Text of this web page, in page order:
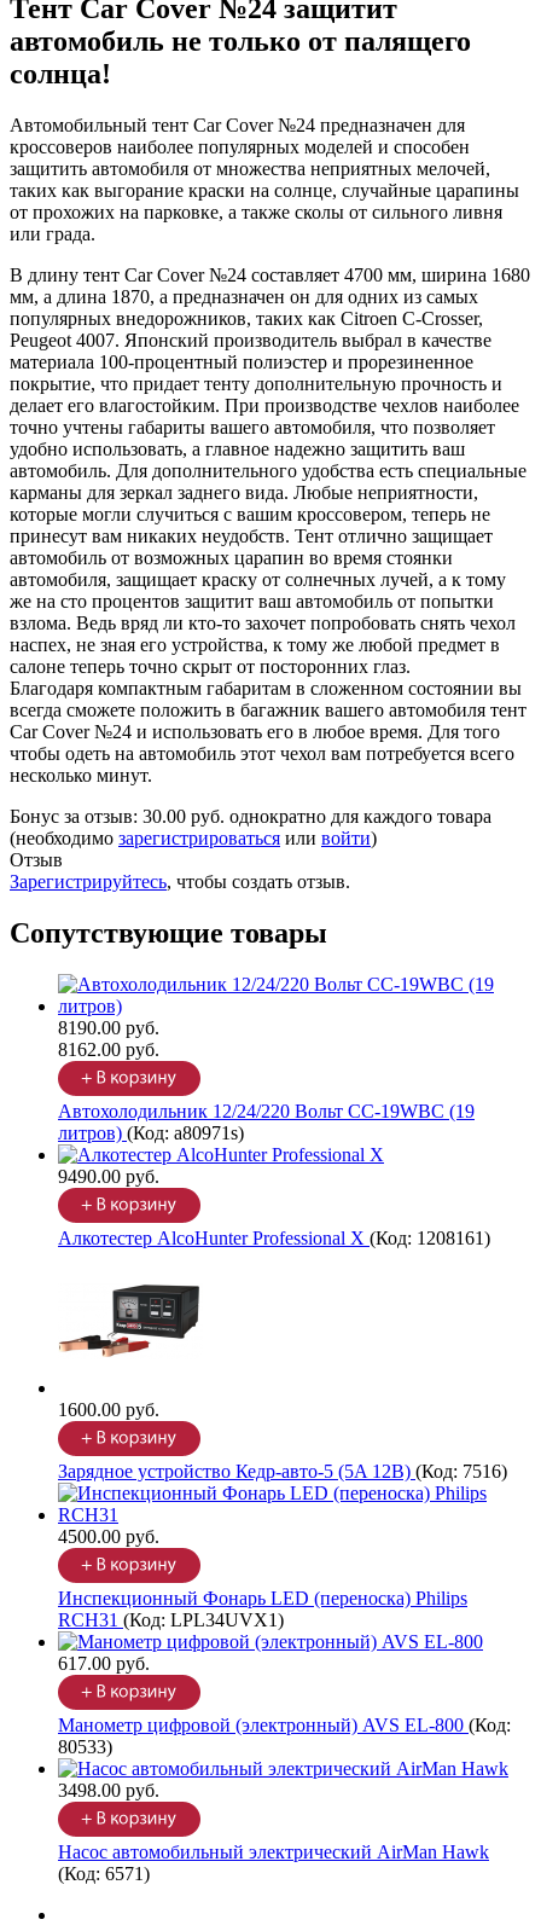
Тент Car Cover №24 защитит
автомобиль не только от палящего
солнца!
Автомобильный тент Car Cover №24 предназначен для
кроссоверов наиболее популярных моделей и способен
защитить автомобиля от множества неприятных мелочей,
таких как выгорание краски на солнце, случайные царапины
от прохожих на парковке, а также сколы от сильного ливня
или града.
В длину тент Car Cover №24 составляет 4700 мм, ширина 1680
мм, а длина 1870, а предназначен он для одних из самых
популярных внедорожников, таких как Citroen C-Crosser,
Peugeot 4007. Японский производитель выбрал в качестве
материала 100-процентный полиэстер и прорезиненное
покрытие, что придает тенту дополнительную прочность и
делает его влагостойким. При производстве чехлов наиболее
точно учтены габариты вашего автомобиля, что позволяет
удобно использовать, а главное надежно защитить ваш
автомобиль. Для дополнительного удобства есть специальные
карманы для зеркал заднего вида. Любые неприятности,
которые могли случиться с вашим кроссовером, теперь не
принесут вам никаких неудобств. Тент отлично защищает
автомобиль от возможных царапин во время стоянки
автомобиля, защищает краску от солнечных лучей, а к тому
же на сто процентов защитит ваш автомобиль от попытки
взлома. Ведь вряд ли кто-то захочет попробовать снять чехол
наспех, не зная его устройства, к тому же любой предмет в
салоне теперь точно скрыт от посторонних глаз.
Благодаря компактным габаритам в сложенном состоянии вы
всегда сможете положить в багажник вашего автомобиля тент
Car Cover №24 и использовать его в любое время. Для того
чтобы одеть на автомобиль этот чехол вам потребуется всего
несколько минут.
Бонус за отзыв: 30.00 руб. однократно для каждого товара
(необходимо зарегистрироваться или войти)
Отзыв
Зарегистрируйтесь, чтобы создать отзыв.
Сопутствующие товары
8190.00 руб.
8162.00 руб.
Автохолодильник 12/24/220 Вольт CC-19WBC (19
литров) (Код: a80971s)
9490.00 руб.
Алкотестер AlcoHunter Professional X (Код: 1208161)
1600.00 руб.
Зарядное устройство Кедр-авто-5 (5A 12В) (Код: 7516)
4500.00 руб.
Инспекционный Фонарь LED (переноска) Philips
RCH31 (Код: LPL34UVX1)
617.00 руб.
Манометр цифровой (электронный) AVS EL-800 (Код:
80533)
3498.00 руб.
Насос автомобильный электрический AirMan Hawk
(Код: 6571)